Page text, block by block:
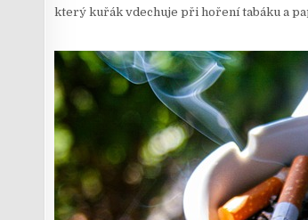
který kuřák vdechuje při hoření tabáku a